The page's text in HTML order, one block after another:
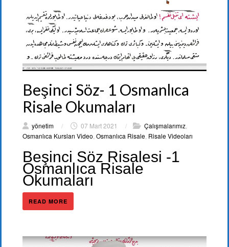
Beşinci Söz- 1 Osmanlıca
Risale Okumaları
yönetim / 07 Mart 2021 / Çalışmalarımız
Osmanlıca Kursları Video Osmanlıca Risale Risale Videoları
Beşinci Söz Risalesi -1
Osmanlıca Risale
Okumaları
READ MORE